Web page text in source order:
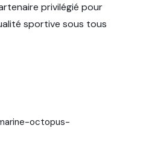
privilégié pour
sportive sous tous
octopus-